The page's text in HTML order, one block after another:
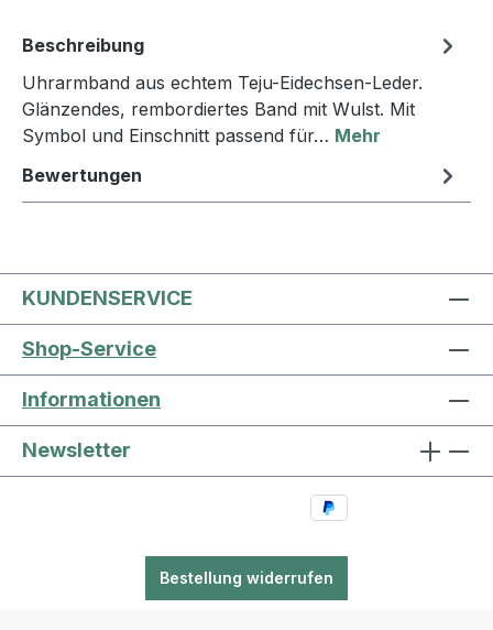
Beschreibung
Uhrarmband aus echtem Teju-Eidechsen-Leder.
Glänzendes, rembordiertes Band mit Wulst. Mit
Symbol und Einschnitt passend für… Mehr
Bewertungen
KUNDENSERVICE
Shop-Service
Informationen
Newsletter
Bestellung widerrufen